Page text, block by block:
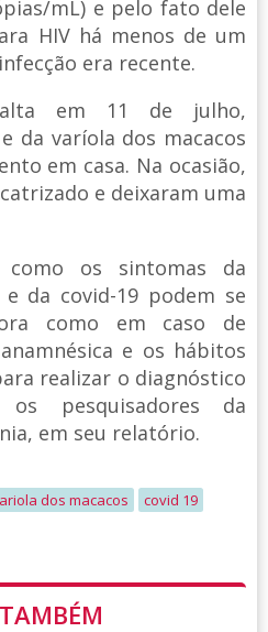
mL) e pelo fato dele
HIV há menos de um
era recente.
em 11 de julho,
da varíola dos macacos
em casa. Na ocasião,
e deixaram uma
como os sintomas da
da covid-19 podem se
como em caso de
e os hábitos
realizar o diagnóstico
os pesquisadores da
em seu relatório.
dos macacos covid 19